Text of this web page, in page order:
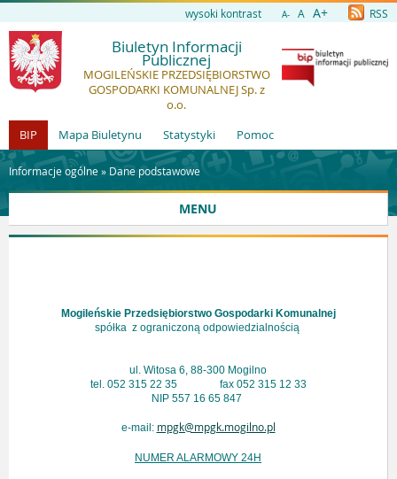
wysoki kontrast A- A A+ RSS
Biuletyn Informacji
Publicznej
MOGILEŃSKIE PRZEDSIĘBIORSTWO
GOSPODARKI KOMUNALNEJ Sp. z
o.o.
BIP
Mapa Biuletynu Statystyki Pomoc
Informacje ogólne » Dane podstawowe
MENU
Mogileńskie Przedsiębiorstwo Gospodarki Komunalnej
spółka z ograniczoną odpowiedzialnością
ul. Witosa 6, 88-300 Mogilno
tel. 052 315 22 35 fax 052 315 12 33
NIP 557 16 65 847
e-mail: mpgk@mpgk.mogilno.pl
NUMER ALARMOWY 24H